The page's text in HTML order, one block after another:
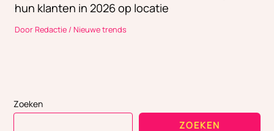
hun klanten in 2026 op locatie
DoorRedactie / Nieuwe trends
Zoeken
ZOEKEN